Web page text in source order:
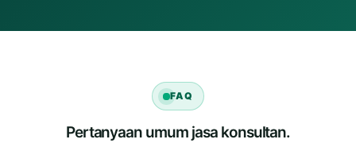
FAQ
Pertanyaan umum jasa konsultan.